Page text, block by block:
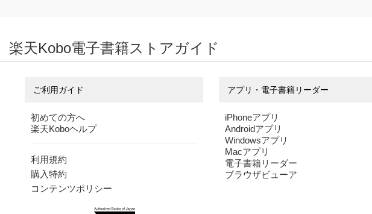
楽天Kobo電子書籍ストアガイド
ご利用ガイド
初めての方へ
楽天Koboヘルプ
利用規約
購入特約
コンテンツポリシー
アプリ・電子書籍リーダー
iPhoneアプリ
Androidアプリ
Windowsアプリ
Macアプリ
電子書籍リーダー
ブラウザビューア